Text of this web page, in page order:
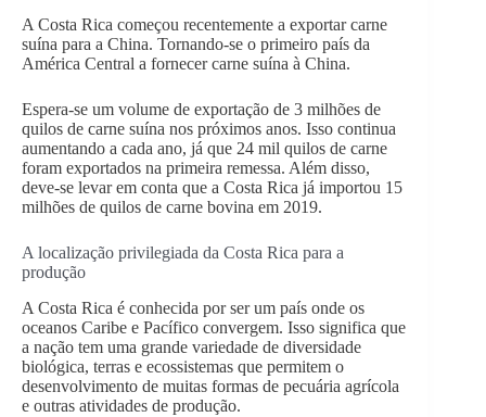
A Costa Rica começou recentemente a exportar carne
suína para a China. Tornando-se o primeiro país da
América Central a fornecer carne suína à China.
Espera-se um volume de exportação de 3 milhões de
quilos de carne suína nos próximos anos. Isso continua
aumentando a cada ano, já que 24 mil quilos de carne
foram exportados na primeira remessa. Além disso,
deve-se levar em conta que a Costa Rica já importou 15
milhões de quilos de carne bovina em 2019.
A localização privilegiada da Costa Rica para a
produção
A Costa Rica é conhecida por ser um país onde os
oceanos Caribe e Pacífico convergem. Isso significa que
a nação tem uma grande variedade de diversidade
biológica, terras e ecossistemas que permitem o
desenvolvimento de muitas formas de pecuária agrícola
e outras atividades de produção.